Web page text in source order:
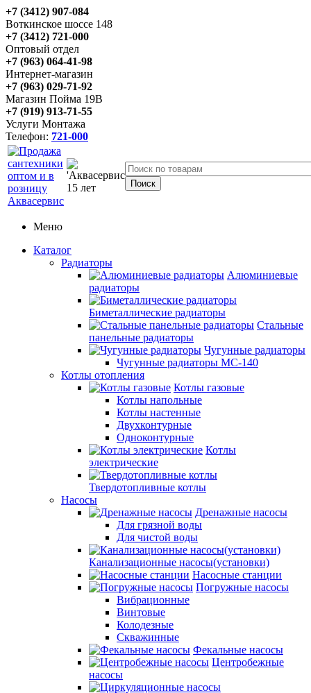
+7 (3412) 907-084
Воткинское шоссе 148
+7 (3412) 721-000
Оптовый отдел
+7 (963) 064-41-98
Интернет-магазин
+7 (963) 029-71-92
Магазин Пойма 19В
+7 (919) 913-71-55
Услуги Монтажа
Телефон: 721-000
Меню
Каталог
Радиаторы
Алюминиевые
радиаторы
Биметаллические радиаторы
Стальные
панельные радиаторы
Чугунные радиаторы
Чугунные радиаторы МС-140
Котлы отопления
Котлы газовые
Котлы напольные
Котлы настенные
Двухконтурные
Одноконтурные
Котлы
электрические
Твердотопливные котлы
Насосы
Дренажные насосы
Для грязной воды
Для чистой воды
Канализационные насосы(установки)
Насосные станции
Погружные насосы
Вибрационные
Винтовые
Колодезные
Скважинные
Фекальные насосы
Центробежные
насосы